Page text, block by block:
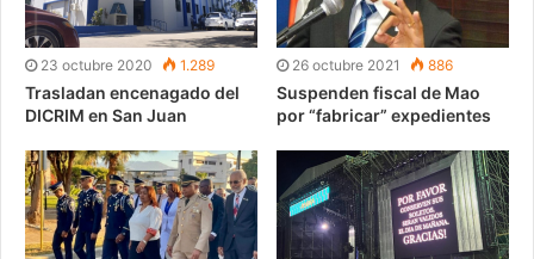
23 octubre 2020 1.289
Trasladan encenagado del
DICRIM en San Juan
26 octubre 2021 886
Suspenden fiscal de Mao
por “fabricar” expedientes